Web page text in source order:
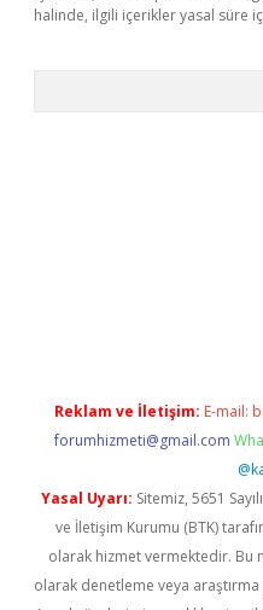
halinde, ilgili içerikler yasal süre
Reklam ve İletişim: E-mail:
forumhizmeti@gmail.com
Yasal Uyarı: Sitemiz, 5651
ve İletişim Kurumu (BTK)
olarak hizmet vermektedir. Bu
olarak denetleme veya